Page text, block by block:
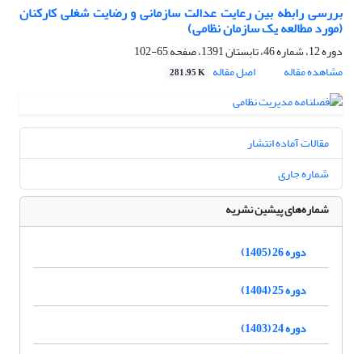
بررسی رابطه بین رعایت عدالت سازمانی و رضایت شغلی کارکنان
(مورد مطالعه یک سازمان نظامی)
دوره 12، شماره 46، تابستان 1391، صفحه
65-102
مشاهده مقاله
اصل مقاله 281.95 K
مقالات آماده انتشار
شماره جاری
شماره‌های پیشین نشریه
دوره 26 (1405)
دوره 25 (1404)
دوره 24 (1403)